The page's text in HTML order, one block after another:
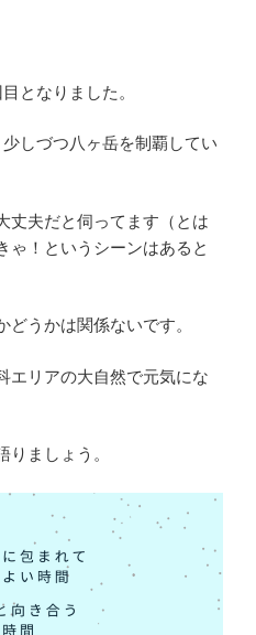
となりました。
しづつ八ヶ岳を制覇してい
丈夫だと伺ってます（とは
ゃ！というシーンはあると
うかは関係ないです。
エリアの大自然で元気にな
ましょう。